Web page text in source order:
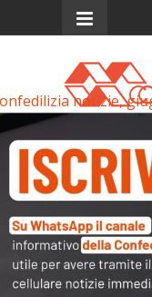
Menu
1993
Confedilizia
Confedilizia
notizie,